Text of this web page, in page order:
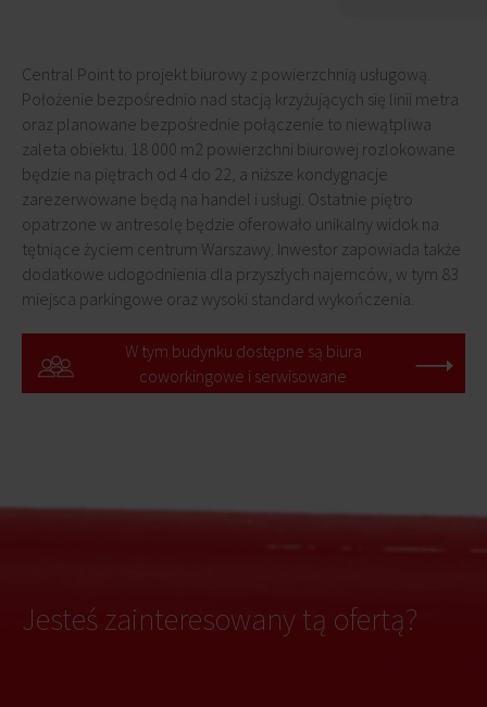
Central Point to projekt biurowy z powierzchnią usługową.
Położenie bezpośrednio nad stacją krzyżujących się linii metra
oraz planowane bezpośrednie połączenie to niewątpliwa
zaleta obiektu. 18 000 m2 powierzchni biurowej rozlokowane
będzie na piętrach od 4 do 22, a niższe kondygnacje
zarezerwowane będą na handel i usługi. Ostatnie piętro
opatrzone w antresolę będzie oferowało unikalny widok na
tętniące życiem centrum Warszawy. Inwestor zapowiada także
dodatkowe udogodnienia dla przyszłych najemców, w tym 83
miejsca parkingowe oraz wysoki standard wykończenia.
W tym budynku dostępne są biura
coworkingowe i serwisowane
Jesteś zainteresowany tą ofertą?